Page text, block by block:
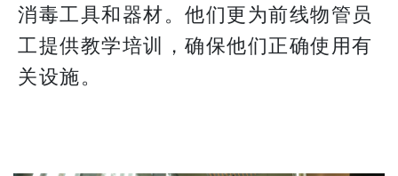
消毒工具和器材。他们更为前线物管员
工提供教学培训，确保他们正确使用有
关设施。